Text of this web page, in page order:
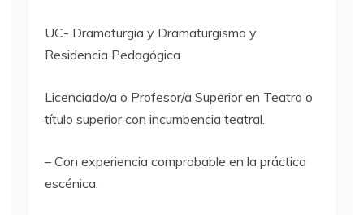
UC- Dramaturgia y Dramaturgismo y
Residencia Pedagógica
Licenciado/a o Profesor/a Superior en Teatro o
título superior con incumbencia teatral.
– Con experiencia comprobable en la práctica
escénica.